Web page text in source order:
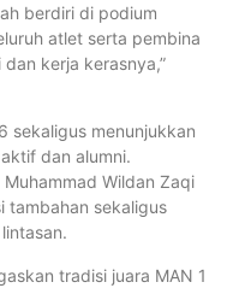
berdiri di podium
atlet serta pembina
kerja kerasnya,”
sekaligus menunjukkan
dan alumni.
Wildan Zaqi
tambahan sekaligus
tradisi juara MAN 1